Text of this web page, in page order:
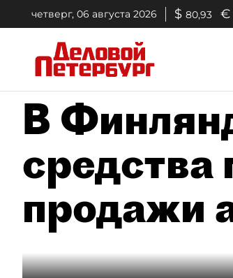
четверг, 06 августа 2026 $ 80,93 €
В
средства
продажи